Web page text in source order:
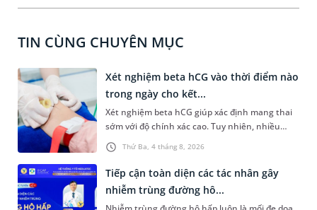
TIN CÙNG CHUYÊN MỤC
Thứ Ba, 4 tháng 8, 2026
Xét nghiệm beta hCG vào thời điểm nào
trong ngày cho kết...
Xét nghiệm beta hCG giúp xác định mang thai
sớm với độ chính xác cao. Tuy nhiên, nhiều
người vẫn băn khoăn xét nghiệm beta hCG vào
thời điểm nào trong ngày để yên tâm về độ
chính xác của kết quả nhận được. Bài viết dưới
đây sẽ cùng bạn tìm hiểu về thời điểm xét
nghiệm và những điều nên lưu ý để đảm bảo độ
Tiếp cận toàn diện các tác nhân gây
nhiễm trùng đường hô...